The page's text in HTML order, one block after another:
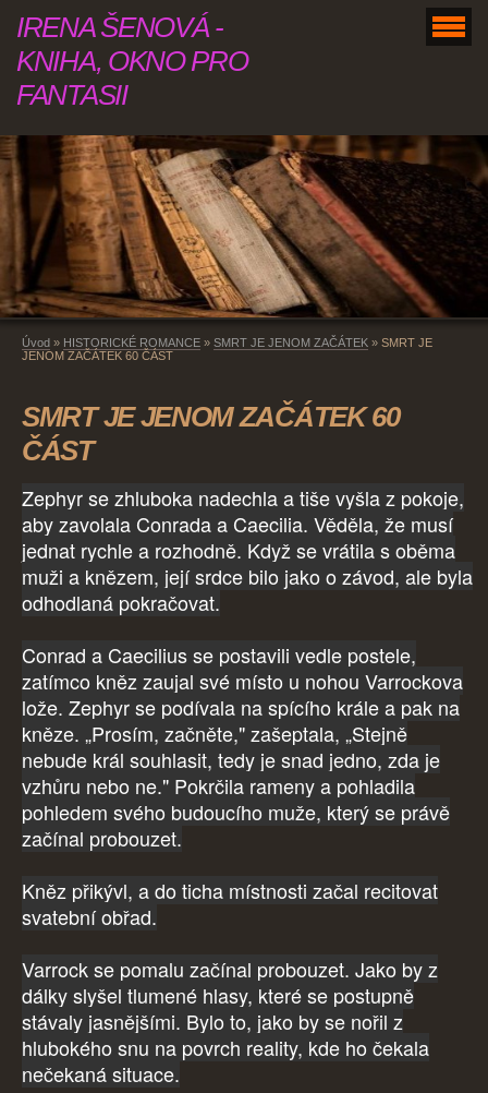
IRENA ŠENOVÁ -
KNIHA, OKNO PRO
FANTASII
Úvod » HISTORICKÉ ROMANCE » SMRT JE JENOM ZAČÁTEK » SMRT JE
JENOM ZAČÁTEK 60 ČÁST
SMRT JE JENOM ZAČÁTEK 60
ČÁST
Zephyr se zhluboka nadechla a tiše vyšla z pokoje,
aby zavolala Conrada a Caecilia. Věděla, že musí
jednat rychle a rozhodně. Když se vrátila s oběma
muži a knězem, její srdce bilo jako o závod, ale byla
odhodlaná pokračovat.
Conrad a Caecilius se postavili vedle postele,
zatímco kněz zaujal své místo u nohou Varrockova
lože. Zephyr se podívala na spícího krále a pak na
kněze. „Prosím, začněte," zašeptala, „Stejně
nebude král souhlasit, tedy je snad jedno, zda je
vzhůru nebo ne." Pokrčila rameny a pohladila
pohledem svého budoucího muže, který se právě
začínal probouzet.
Kněz přikývl, a do ticha místnosti začal recitovat
svatební obřad.
Varrock se pomalu začínal probouzet. Jako by z
dálky slyšel tlumené hlasy, které se postupně
stávaly jasnějšími. Bylo to, jako by se nořil z
hlubokého snu na povrch reality, kde ho čekala
nečekaná situace.